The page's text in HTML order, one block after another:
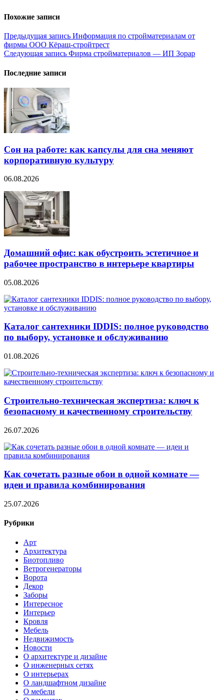
Похожие записи
Навигация
по
Предыдущая запись Информация по стройматериалам от
фирмы ООО Кёращ-стройтрест
Следующая запись Фирма стройматериалов — ИП Зорар
Последние записи
Сон на работе: как капсулы для сна меняют
корпоративную культуру
06.08.2026
Домашний офис: как обустроить эстетичное и
рабочее пространство в интерьере квартиры
05.08.2026
Каталог сантехники IDDIS: полное руководство
по выбору, установке и обслуживанию
01.08.2026
Строительно‑техническая экспертиза: ключ к
безопасному и качественному строительству
26.07.2026
Как сочетать разные обои в одной комнате —
идеи и правила комбинирования
25.07.2026
Рубрики
Арт
Архитектура
Биотопливо
Ветрогенераторы
Ворота
Декор
Заборы
Интересное
Интерьер
Кровля
Мебель
Недвижимость
Новости
О архитектуре и дизайне
О инженерных сетях
О интерьерах
О ландшафтном дизайне
О мебели